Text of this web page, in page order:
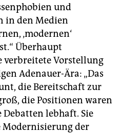
und
in den Medien
‚modernen‘
Überhaupt
Vorstellung
Adenauer-Ära: „Das
die Bereitschaft zur
die Positionen waren
lebhaft. Sie
Modernisierung der